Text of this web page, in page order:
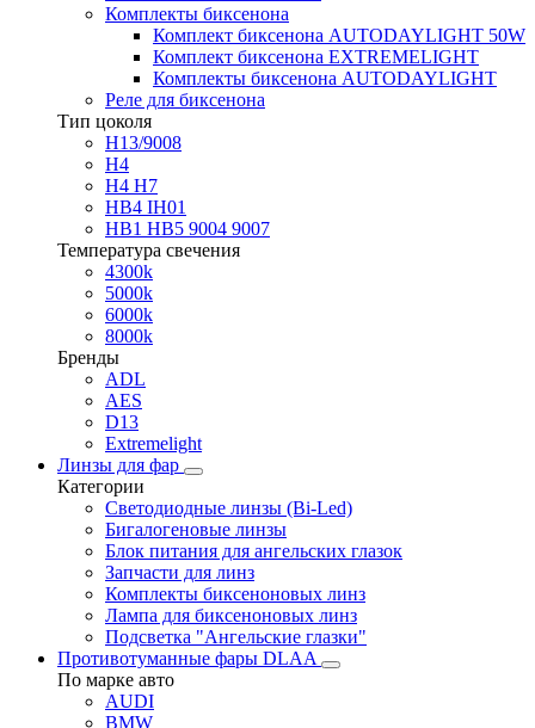
Комплекты биксенона
Комплект биксенона AUTODAYLIGHT 50W
Комплект биксенона EXTREMELIGHT
Комплекты биксенона AUTODAYLIGHT
Реле для биксенона
Тип цоколя
H13/9008
H4
H4 H7
HB4 IH01
HB1 HB5 9004 9007
Температура свечения
4300k
5000k
6000k
8000k
Бренды
ADL
AES
D13
Extremelight
Линзы для фар
Категории
Светодиодные линзы (Bi-Led)
Бигалогеновые линзы
Блок питания для ангельских глазок
Запчасти для линз
Комплекты биксеноновых линз
Лампа для биксеноновых линз
Подсветка "Ангельские глазки"
Противотуманные фары DLAA
По марке авто
AUDI
BMW